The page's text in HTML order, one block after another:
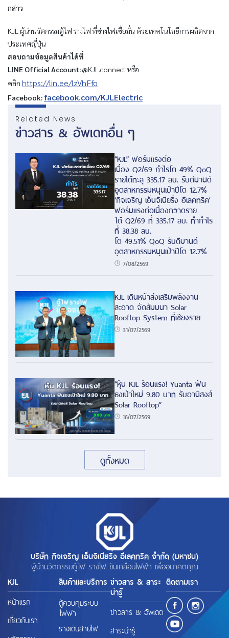
กล่าว
KJL ผู้นำนวัตกรรมตู้ไฟ รางไฟ ที่ช่างไฟเชื่อมั่น ด้วยเทคโนโลยีการผลิตจาก
ประเทศญี่ปุ่น
สอบถามข้อมูลสินค้าได้ที่
LINE Official Account:@KJL.connect หรือ
คลิก https://lin.ee/lzVhFfo
Facebook: facebook.com/KJLElectric
Related News
ข่าวสาร & อัพเดทอื่น ๆ
“KJL” ฟอร์มแรงต่อ
เนื่อง Q2/69 กำไรโต 49% QoQ
รายได้ทะลุ 335.17 ลบ. รับดีมานด์
อุตสาหกรรมหนุนเป้าปีโต 12.7%
‘กิจเจริญ เอ็นจิเนียริ่ง อีเลคทริค’
ฟอร์มแรงต่อเนื่องกวาดราย
ได้ Q2/69 ที่ 335.17 ลบ. ทำกำไร
ที่ 38.38 ลบ.
โต 49.51% QoQ รับดีมานด์
อุตสาหกรรมหนุนเป้าปีโต 12.7%
7/08/2569
KJL เดินหน้าส่งเสริมพลังงาน
สะอาด จัดสัมมนา Solar
Rooftop System ที่เชียงราย
31/07/2569
“หุ้น KJL ร้อนแรง! Yuanta ฟัน
ธงเป้าใหม่ 9.80 บาท รับอานิสงส์
Solar Rooftop”
16/07/2569
ดูทั้งหมด
บริษัท กิจเจริญ เอ็นจิเนียริ่ง อีเลคทริค จำกัด (มหาชน)
ผู้นำนวัตกรรมตู้ไฟ รางไฟ ขับเคลื่อนไฟฟ้า เพื่ออนาคตคุณ
KJL
หน้าแรก
เกี่ยวกับเรา
สินค้าและบริการ
ตู้ควบคุมระบบ
ไฟฟ้า
รางเดินสายไฟ
ข่าวสาร & สาระ
น่ารู้
ข่าวสาร & อัพเดต
สาระน่ารู้
ติดตามเรา